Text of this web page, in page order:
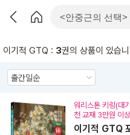
이기적 GTQ : 3권의 상품이 있습
워리스톤 키링(대
천 교재 3만원 이
이기적 GTQ